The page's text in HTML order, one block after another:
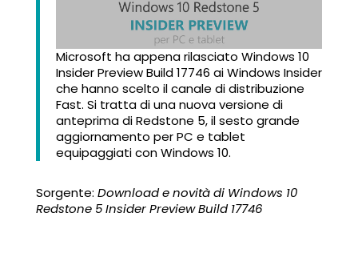
Microsoft ha appena rilasciato Windows 10
Insider Preview Build 17746 ai Windows Insider
che hanno scelto il canale di distribuzione
Fast. Si tratta di una nuova versione di
anteprima di Redstone 5, il sesto grande
aggiornamento per PC e tablet
equipaggiati con Windows 10.
Sorgente: Download e novità di Windows 10
Redstone 5 Insider Preview Build 17746